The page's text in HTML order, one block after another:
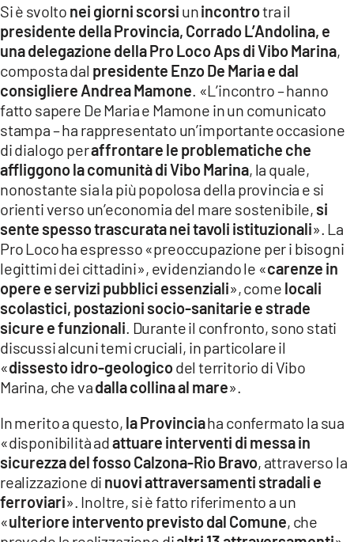
Network
LACPLAY.IT
LACTV.IT
LACONAIR.IT
LACITYMAG.IT
ILREGGINO.IT
COSENZACHANNEL.IT
ILVIBONESE.IT
CATANZAROCHANNEL.IT
LACAPITALENEWS.IT
App
ANDROID
APPLE
Si è svolto nei giorni scorsi unincontrotra il
presidente della Provincia, Corrado L’Andolina, e
una delegazione della Pro Loco Aps di Vibo Marina,
composta dal presidente Enzo De Maria e dal
consigliere Andrea Mamone . «L’incontro – hanno
fatto sapere De Maria e Mamone in un comunicato
stampa – ha rappresentato un’importante occasione
di dialogo peraffrontare le problematiche che
affliggono la comunità di Vibo Marina, la quale,
nonostante sia la più popolosa della provincia e si
orienti verso un’economia del mare sostenibile, si
sente spesso trascurata nei tavoli istituzionali». La
Pro Loco ha espresso «preoccupazione per i bisogni
legittimi dei cittadini», evidenziando le «carenze in
opere e servizi pubblici essenziali», come locali
scolastici, postazioni socio-sanitarie e strade
sicure e funzionali . Durante il confronto, sono stati
discussi alcuni temi cruciali, in particolare il
«dissesto idro-geologicodel territorio di Vibo
Marina, che vadalla collina al mare».
In merito a questo, la Provinciaha confermato la sua
«disponibilità adattuare interventi di messa in
sicurezza del fosso Calzona-Rio Bravo, attraverso la
realizzazione di nuovi attraversamenti stradali e
ferroviari». Inoltre, si è fatto riferimento a un
«ulteriore intervento previsto dal Comune, che